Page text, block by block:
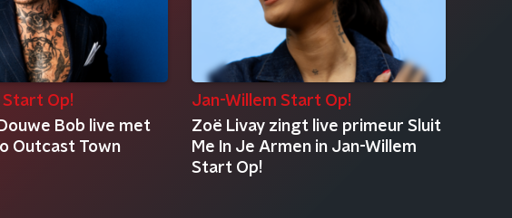
Start Op!
Bob live met
Outcast Town
Jan-Willem Start Op!
Zoë Livay zingt live primeur Sluit
Me In Je Armen in Jan-Willem
Start Op!